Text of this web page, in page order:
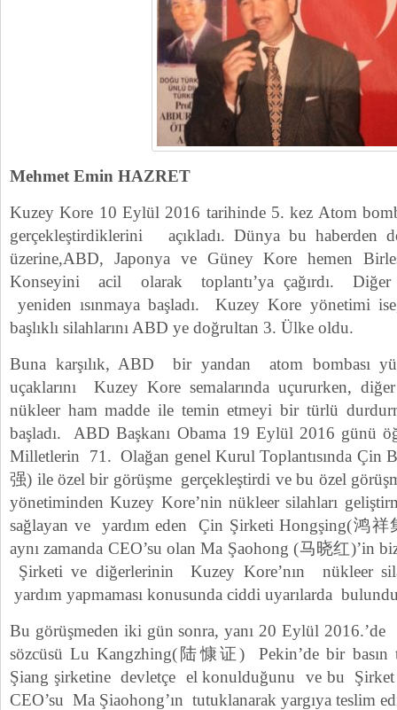
Mehmet Emin HAZRET
Kuzey Kore 10 Eylül 2016 tarihinde 5. kez Atom
gerçekleştirdiklerini açıkladı. Dünya bu haberden
üzerine,ABD, Japonya ve Güney Kore hemen
Konseyini acil olarak toplantı’ya çağırdı. Diğer
yeniden ısınmaya başladı. Kuzey Kore yönetimi
başlıklı silahlarını ABD ye doğrultan 3. Ülke oldu.
Buna karşılık, ABD bir yandan atom bombası
uçaklarını Kuzey Kore semalarında uçururken,
nükleer ham madde ile temin etmeyi bir türlü
başladı. ABD Başkanı Obama 19 Eylül 2016 günü
Milletlerin 71. Olağan genel Kurul Toplantısında Çin
强) ile özel bir görüşme gerçekleştirdi ve bu özel
yönetiminden Kuzey Kore’nin nükleer silahları
sağlayan ve yardım eden Çin Şirketi Hongşing(鸿
aynı zamanda CEO’su olan Ma Şaohong (马晓红)’in
Şirketi ve diğerlerinin Kuzey Kore’nın nükleer
yardım yapmaması konusunda ciddi uyarılarda
Bu görüşmeden iki gün sonra, yanı 20 Eylül
sözcüsü Lu Kangzhing(陆慷证) Pekin’de bir basın
Şiang şirketine devletçe el konulduğunu ve bu Şirket
CEO’su Ma Şiaohong’ın tutuklanarak yargıya teslim